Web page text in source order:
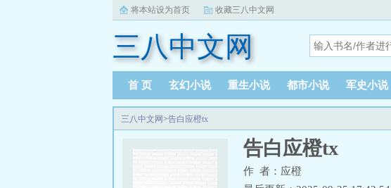
将本站设为首页 收藏三八中文网
三八中文网
首 页 玄幻小说 重生小说 都市小说 军史小说
三八中文网>告白应橙tx
告白应橙tx
作 者：应橙